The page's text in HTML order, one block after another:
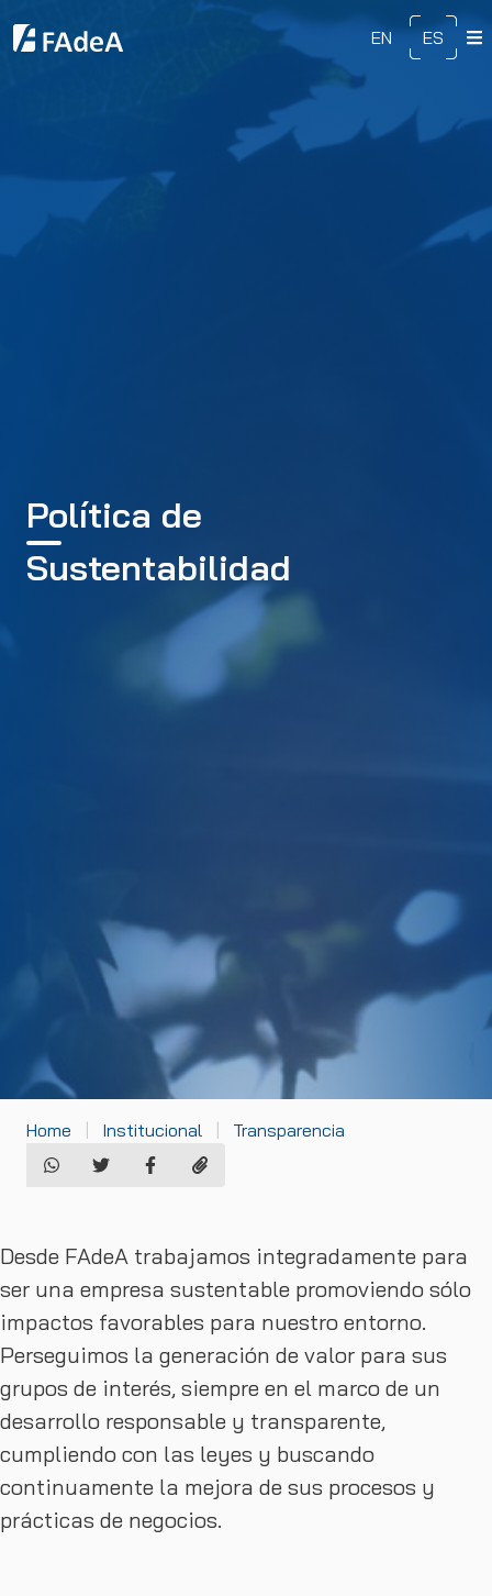
EN ES
Política de
Sustentabilidad
Home Institucional Transparencia
Desde FAdeA trabajamos integradamente para
ser una empresa sustentable promoviendo sólo
impactos favorables para nuestro entorno.
Perseguimos la generación de valor para sus
grupos de interés, siempre en el marco de un
desarrollo responsable y transparente,
cumpliendo con las leyes y buscando
continuamente la mejora de sus procesos y
prácticas de negocios.